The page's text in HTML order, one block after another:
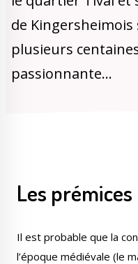
Publications
municipales
de Kingersheimois
plusieurs
passionnante…
Les prémices
Il est probable que la
l’époque médiévale (le